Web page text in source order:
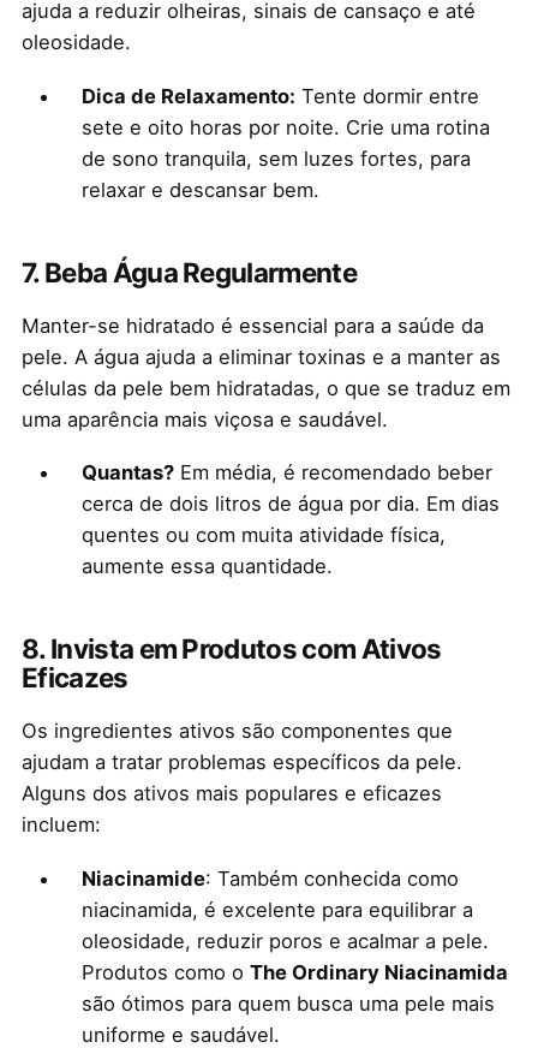
ajuda a reduzir olheiras, sinais de cansaço e até
oleosidade.
Dica de Relaxamento: Tente dormir entre
sete e oito horas por noite. Crie uma rotina
de sono tranquila, sem luzes fortes, para
relaxar e descansar bem.
7.Beba Água Regularmente
Manter-se hidratado é essencial para a saúde da
pele. A água ajuda a eliminar toxinas e a manter as
células da pele bem hidratadas, o que se traduz em
uma aparência mais viçosa e saudável.
Quantas?Em média, é recomendado beber
cerca de dois litros de água por dia. Em dias
quentes ou com muita atividade física,
aumente essa quantidade.
8.Invista em Produtos com Ativos
Eficazes
Os ingredientes ativos são componentes que
ajudam a tratar problemas específicos da pele.
Alguns dos ativos mais populares e eficazes
incluem:
Niacinamide: Também conhecida como
niacinamida, é excelente para equilibrar a
oleosidade, reduzir poros e acalmar a pele.
Produtos como o The Ordinary Niacinamida
são ótimos para quem busca uma pele mais
uniforme e saudável.